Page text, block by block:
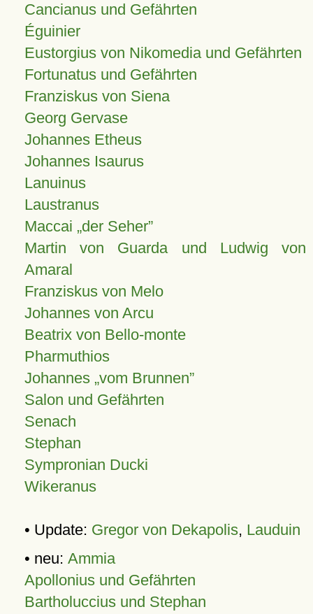
Cancianus und Gefährten
Éguinier
Eustorgius von Nikomedia und Gefährten
Fortunatus und Gefährten
Franziskus von Siena
Georg Gervase
Johannes Etheus
Johannes Isaurus
Lanuinus
Laustranus
Maccai „der Seher”
Martin von Guarda und Ludwig von
Amaral
Franziskus von Melo
Johannes von Arcu
Beatrix von Bello-monte
Pharmuthios
Johannes vom Brunnen
Salon und Gefährten
Senach
Stephan
Sympronian Ducki
Wikeranus
• Update: Gregor von Dekapolis, Lauduin
• neu: Ammia
Apollonius und Gefährten
Bartholuccius und Stephan